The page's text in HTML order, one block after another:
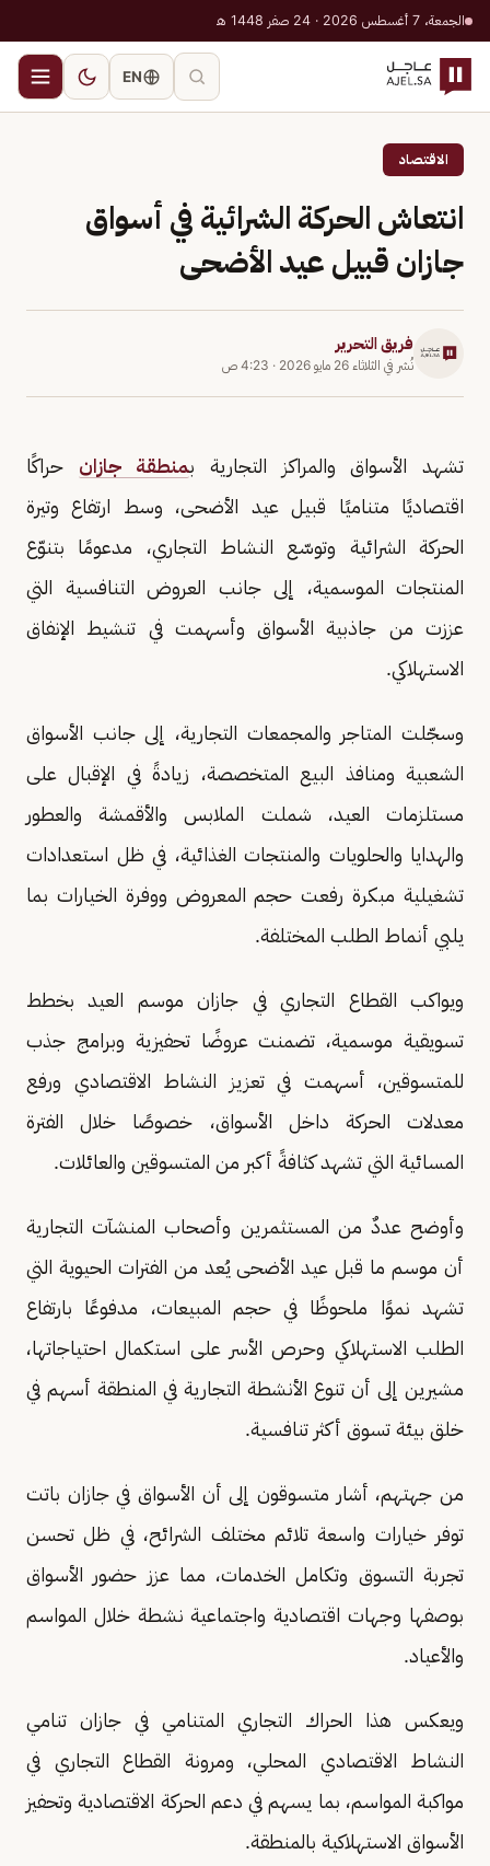
الجمعة، 7 أغسطس 2026 · 24 صفر 1448 هـ
EN
الاقتصاد
انتعاش الحركة الشرائية في أسواق
جازان قبيل عيد الأضحى
فريق التحرير
نُشر في الثلاثاء 26 مايو 2026 · 4:23 ص
تشهد الأسواق والمراكز التجارية بمنطقة جازان حراكًا
اقتصاديًا متناميًا قبيل عيد الأضحى، وسط ارتفاع وتيرة
الحركة الشرائية وتوسّع النشاط التجاري، مدعومًا بتنوّع
المنتجات الموسمية، إلى جانب العروض التنافسية التي
عززت من جاذبية الأسواق وأسهمت في تنشيط الإنفاق
الاستهلاكي.
وسجّلت المتاجر والمجمعات التجارية، إلى جانب الأسواق
الشعبية ومنافذ البيع المتخصصة، زيادةً في الإقبال على
مستلزمات العيد، شملت الملابس والأقمشة والعطور
والهدايا والحلويات والمنتجات الغذائية، في ظل استعدادات
تشغيلية مبكرة رفعت حجم المعروض ووفرة الخيارات بما
يلبي أنماط الطلب المختلفة.
ويواكب القطاع التجاري في جازان موسم العيد بخطط
تسويقية موسمية، تضمنت عروضًا تحفيزية وبرامج جذب
للمتسوقين، أسهمت في تعزيز النشاط الاقتصادي ورفع
معدلات الحركة داخل الأسواق، خصوصًا خلال الفترة
المسائية التي تشهد كثافةً أكبر من المتسوقين والعائلات.
وأوضح عددٌ من المستثمرين وأصحاب المنشآت التجارية
أن موسم ما قبل عيد الأضحى يُعد من الفترات الحيوية التي
تشهد نموًا ملحوظًا في حجم المبيعات، مدفوعًا بارتفاع
الطلب الاستهلاكي وحرص الأسر على استكمال احتياجاتها،
مشيرين إلى أن تنوع الأنشطة التجارية في المنطقة أسهم في
خلق بيئة تسوق أكثر تنافسية.
من جهتهم، أشار متسوقون إلى أن الأسواق في جازان باتت
توفر خيارات واسعة تلائم مختلف الشرائح، في ظل تحسن
تجربة التسوق وتكامل الخدمات، مما عزز حضور الأسواق
بوصفها وجهات اقتصادية واجتماعية نشطة خلال المواسم
والأعياد.
ويعكس هذا الحراك التجاري المتنامي في جازان تنامي
النشاط الاقتصادي المحلي، ومرونة القطاع التجاري في
مواكبة المواسم، بما يسهم في دعم الحركة الاقتصادية وتحفيز
الأسواق الاستهلاكية بالمنطقة.